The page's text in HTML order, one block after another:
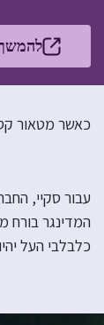
כאשר מטאור
עבור סקיי,
המדינגר בורח
כלבלבי העל